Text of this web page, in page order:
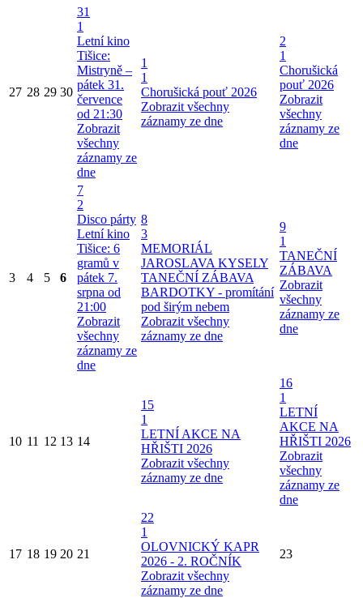
27 28 29 30
31
1
Letní kino
Tišice:
Mistryně –
pátek 31.
července
od 21:30
Zobrazit
všechny
záznamy ze
dne
1
1
Chorušická pouť 2026
Zobrazit všechny
záznamy ze dne
2
1
Chorušická
pouť 2026
Zobrazit
všechny
záznamy ze
dne
3 4 5 6
7
2
Disco párty
Letní kino
Tišice: 6
gramů v
pátek 7.
srpna od
21:00
Zobrazit
všechny
záznamy ze
dne
8
3
MEMORIÁL
JAROSLAVA KYSELY
TANEČNÍ ZÁBAVA
BARDOTKY - promítání
pod širým nebem
Zobrazit všechny
záznamy ze dne
9
1
TANEČNÍ
ZÁBAVA
Zobrazit
všechny
záznamy ze
dne
10 11 12 13 14
15
1
LETNÍ AKCE NA
HŘIŠTI 2026
Zobrazit všechny
záznamy ze dne
16
1
LETNÍ
AKCE NA
HŘIŠTI 2026
Zobrazit
všechny
záznamy ze
dne
17 18 19 20 21
22
1
OLOVNICKÝ KAPR
2026 - 2. ROČNÍK
Zobrazit všechny
záznamy ze dne
23